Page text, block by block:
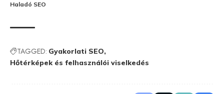
Haladó SEO
TAGGED: Gyakorlati SEO
Hőtérképek és felhasználói viselkedés